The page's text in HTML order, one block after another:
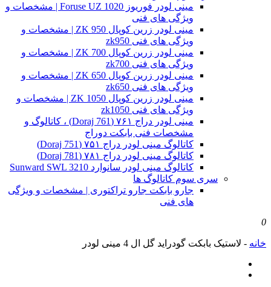
مینی لودر فوریوز Foruse UZ 1020 | مشخصات و
ویژگی های فنی
مینی لودر زرین کوپال ZK 950 | مشخصات و
ویژگی های فنی zk950
مینی لودر زرین کوپال ZK 700 | مشخصات و
ویژگی های فنی zk700
مینی لودر زرین کوپال ZK 650 | مشخصات و
ویژگی های فنی zk650
مینی لودر زرین کوپال ZK 1050 | مشخصات و
ویژگی های فنی zk1050
مینی لودر دراج ۷۶۱ (Doraj 761) ، کاتالوگ و
مشخصات فنی بابکت دوراج
کاتالوگ مینی لودر دراج ۷۵۱ (Doraj 751)
کاتالوگ مینی لودر دراج ۷۸۱ (Doraj 781)
کاتالوگ مینی لودر سانوارد Sunward SWL 3210
سری سوم کاتالوگ ها
جارو بابکت جارو تراکتوری | مشخصات و ویژگی
های فنی
0
خانه - لاستیک بابکت گودراید گل ال 4 مینی لودر